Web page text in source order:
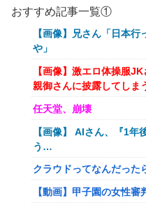
おすすめ記事一覧①
【画像】兄さん「日本
や」
【画像】激エロ体操服
親御さんに披露してしま
任天堂、崩壊
【画像】 AIさん、『1年
う…
クラウドってなんだった
【動画】甲子園の女性審